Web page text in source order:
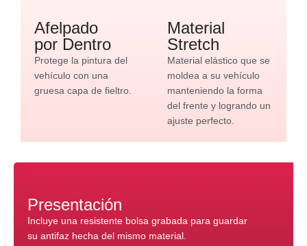
Afelpado
por Dentro
Protege la pintura del
vehículo con una
gruesa capa de fieltro.
Material
Stretch
Material elástico que se
moldea a su vehículo
manteniendo la forma
del frente y logrando un
ajuste perfecto.
Presentación
Incluye una resistente bolsa grabada para guardar
su antifaz hecha del mismo material.